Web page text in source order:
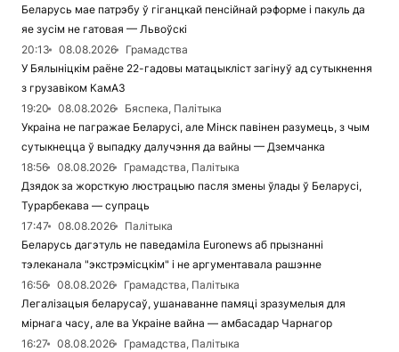
Беларусь мае патрэбу ў гіганцкай пенсійнай рэформе і пакуль да
яе зусім не гатовая — Львоўскі
20:13
08.08.2026
Грамадства
У Бялыніцкім раёне 22-гадовы матацыкліст загінуў ад сутыкнення
з грузавіком КамАЗ
19:20
08.08.2026
Бяспека, Палітыка
Украіна не пагражае Беларусі, але Мінск павінен разумець, з чым
сутыкнецца ў выпадку далучэння да вайны — Дземчанка
18:56
08.08.2026
Грамадства, Палітыка
Дзядок за жорсткую люстрацыю пасля змены ўлады ў Беларусі,
Турарбекава — супраць
17:47
08.08.2026
Палітыка
Беларусь дагэтуль не паведаміла Euronews аб прызнанні
тэлеканала "экстрэмісцкім" і не аргументавала рашэнне
16:56
08.08.2026
Грамадства, Палітыка
Легалізацыя беларусаў, ушанаванне памяці зразумелыя для
мірнага часу, але ва Украіне вайна — амбасадар Чарнагор
16:27
08.08.2026
Грамадства, Палітыка